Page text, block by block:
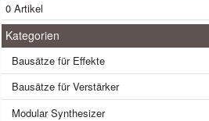
0 Artikel
Kategorien
Bausätze für Effekte
Bausätze für Verstärker
Modular Synthesizer